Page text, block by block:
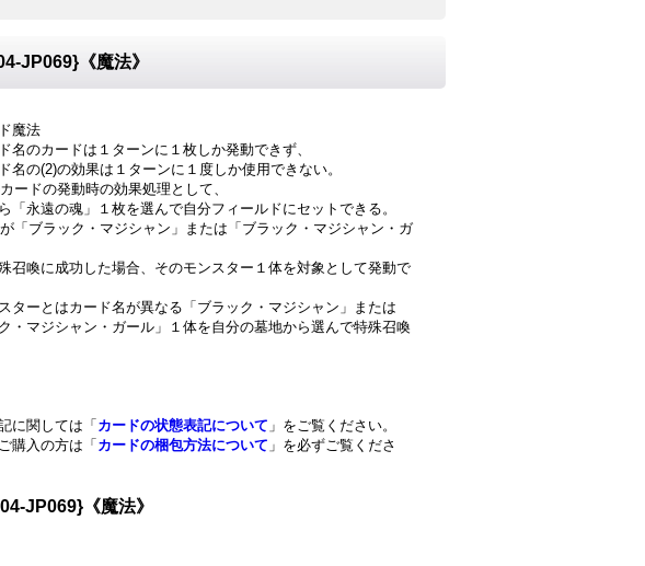
JP069}《魔法》
魔法
名のカードは１ターンに１枚しか発動できず、
名の(2)の効果は１ターンに１度しか使用できない。
ードの発動時の効果処理として、
「永遠の魂」１枚を選んで自分フィールドにセットできる。
「ブラック・マジシャン」または「ブラック・マジシャン・ガ
召喚に成功した場合、そのモンスター１体を対象として発動で
ターとはカード名が異なる「ブラック・マジシャン」または
ク・マジシャン・ガール」１体を自分の墓地から選んで特殊召喚
に関しては「 カードの状態表記について 」をご覧ください。
購入の方は「 カードの梱包方法について 」を必ずご覧くださ
JP069}《魔法》